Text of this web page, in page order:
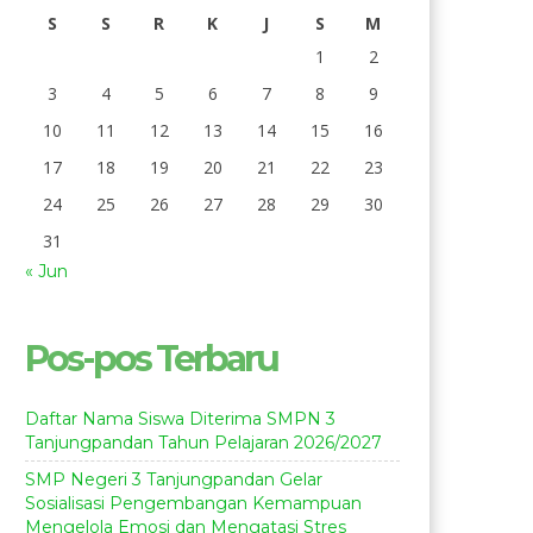
S S R K J S
M
1
2
3
4 5 6 7 8
9
10
11 12 13 14 15
16
17
18 19 20 21 22
23
24
25 26 27 28 29
30
31
« Jun
Pos-pos Terbaru
Daftar Nama Siswa Diterima SMPN 3
Tanjungpandan Tahun Pelajaran 2026/2027
SMP Negeri 3 Tanjungpandan Gelar
Sosialisasi Pengembangan Kemampuan
Mengelola Emosi dan Mengatasi Stres